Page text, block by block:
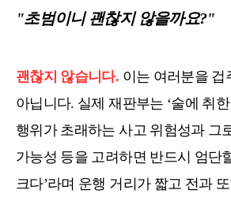
"초범이니 괜찮지 않을까요?"
괜찮지 않습니다. 이는 여러분을 겁
아닙니다. 실제 재판부는 ‘술에 취
행위가 초래하는 사고 위험성과 그
가능성 등을 고려하면 반드시 엄단
크다’라며 운행 거리가 짧고 전과